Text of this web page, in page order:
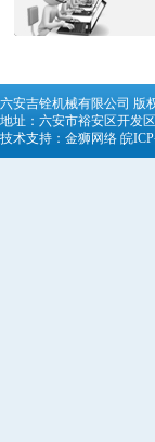
六安吉铨机械有限公司 版
地址：六安市裕安区开发区
技术支持： 金狮网络 皖